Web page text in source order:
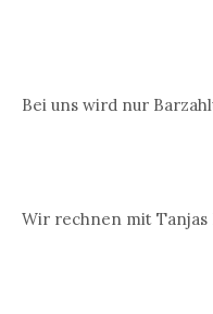
Bei uns wird nur
Wir rechnen mit Tanjas